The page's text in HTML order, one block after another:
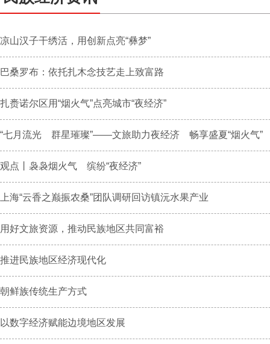
凉山汉子干绣活，用创新点亮“彝梦”
巴桑罗布：依托扎木念技艺走上致富路
扎赉诺尔区用“烟火气”点亮城市“夜经济”
“七月流光 群星璀璨”——文旅助力夜经济 畅享盛夏“烟火气”
观点丨袅袅烟火气 缤纷“夜经济”
上海“云香之巅振农桑”团队调研回访镇沅水果产业
用好文旅资源，推动民族地区共同富裕
推进民族地区经济现代化
朝鲜族传统生产方式
以数字经济赋能边境地区发展